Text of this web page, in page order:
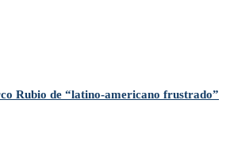
Rubio de “latino-americano frustrado”